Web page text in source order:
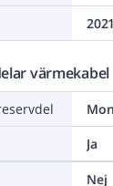
värmekabel
Ja
Nej